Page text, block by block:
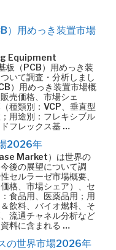
）用めっき装置市場
Equipment
板（PCB）用めっき装
いて調査・分析しまし
）用めっき装置市場概
売価格、市場シェ
種類別：VCP、垂直型
用途別：フレキシブル
フレックス基 …
2026年
Market）は世界の
後の展望について調
セルラーゼ市場概要、
格、市場シェア）、セ
食品用、医薬品用；用
飲料、バイオ燃料、そ
流通チャネル分析など
料に含まれる …
の世界市場2026年